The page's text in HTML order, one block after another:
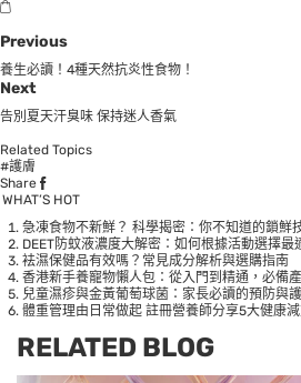
Previous
養生必讀！4種天然抗炎性食物！
Next
告別夏天汗臭味 保持迷人香氣
Related Topics
#護膚
Share
WHAT’S HOT
急凍食物不新鮮？ 科學揭密：你不知道的鎖鮮
DEET防蚊液濃度大解密：如何根據活動選擇最
袪濕保健品有效嗎？常見成分解析與選購指南
香港新手養寵物懶人包：從入門到精通，必備
兒童濕疹與金黃葡萄球菌：家長必讀的預防與
體重管理由日常做起 註冊營養師分享5大健康
RELATED BLOG